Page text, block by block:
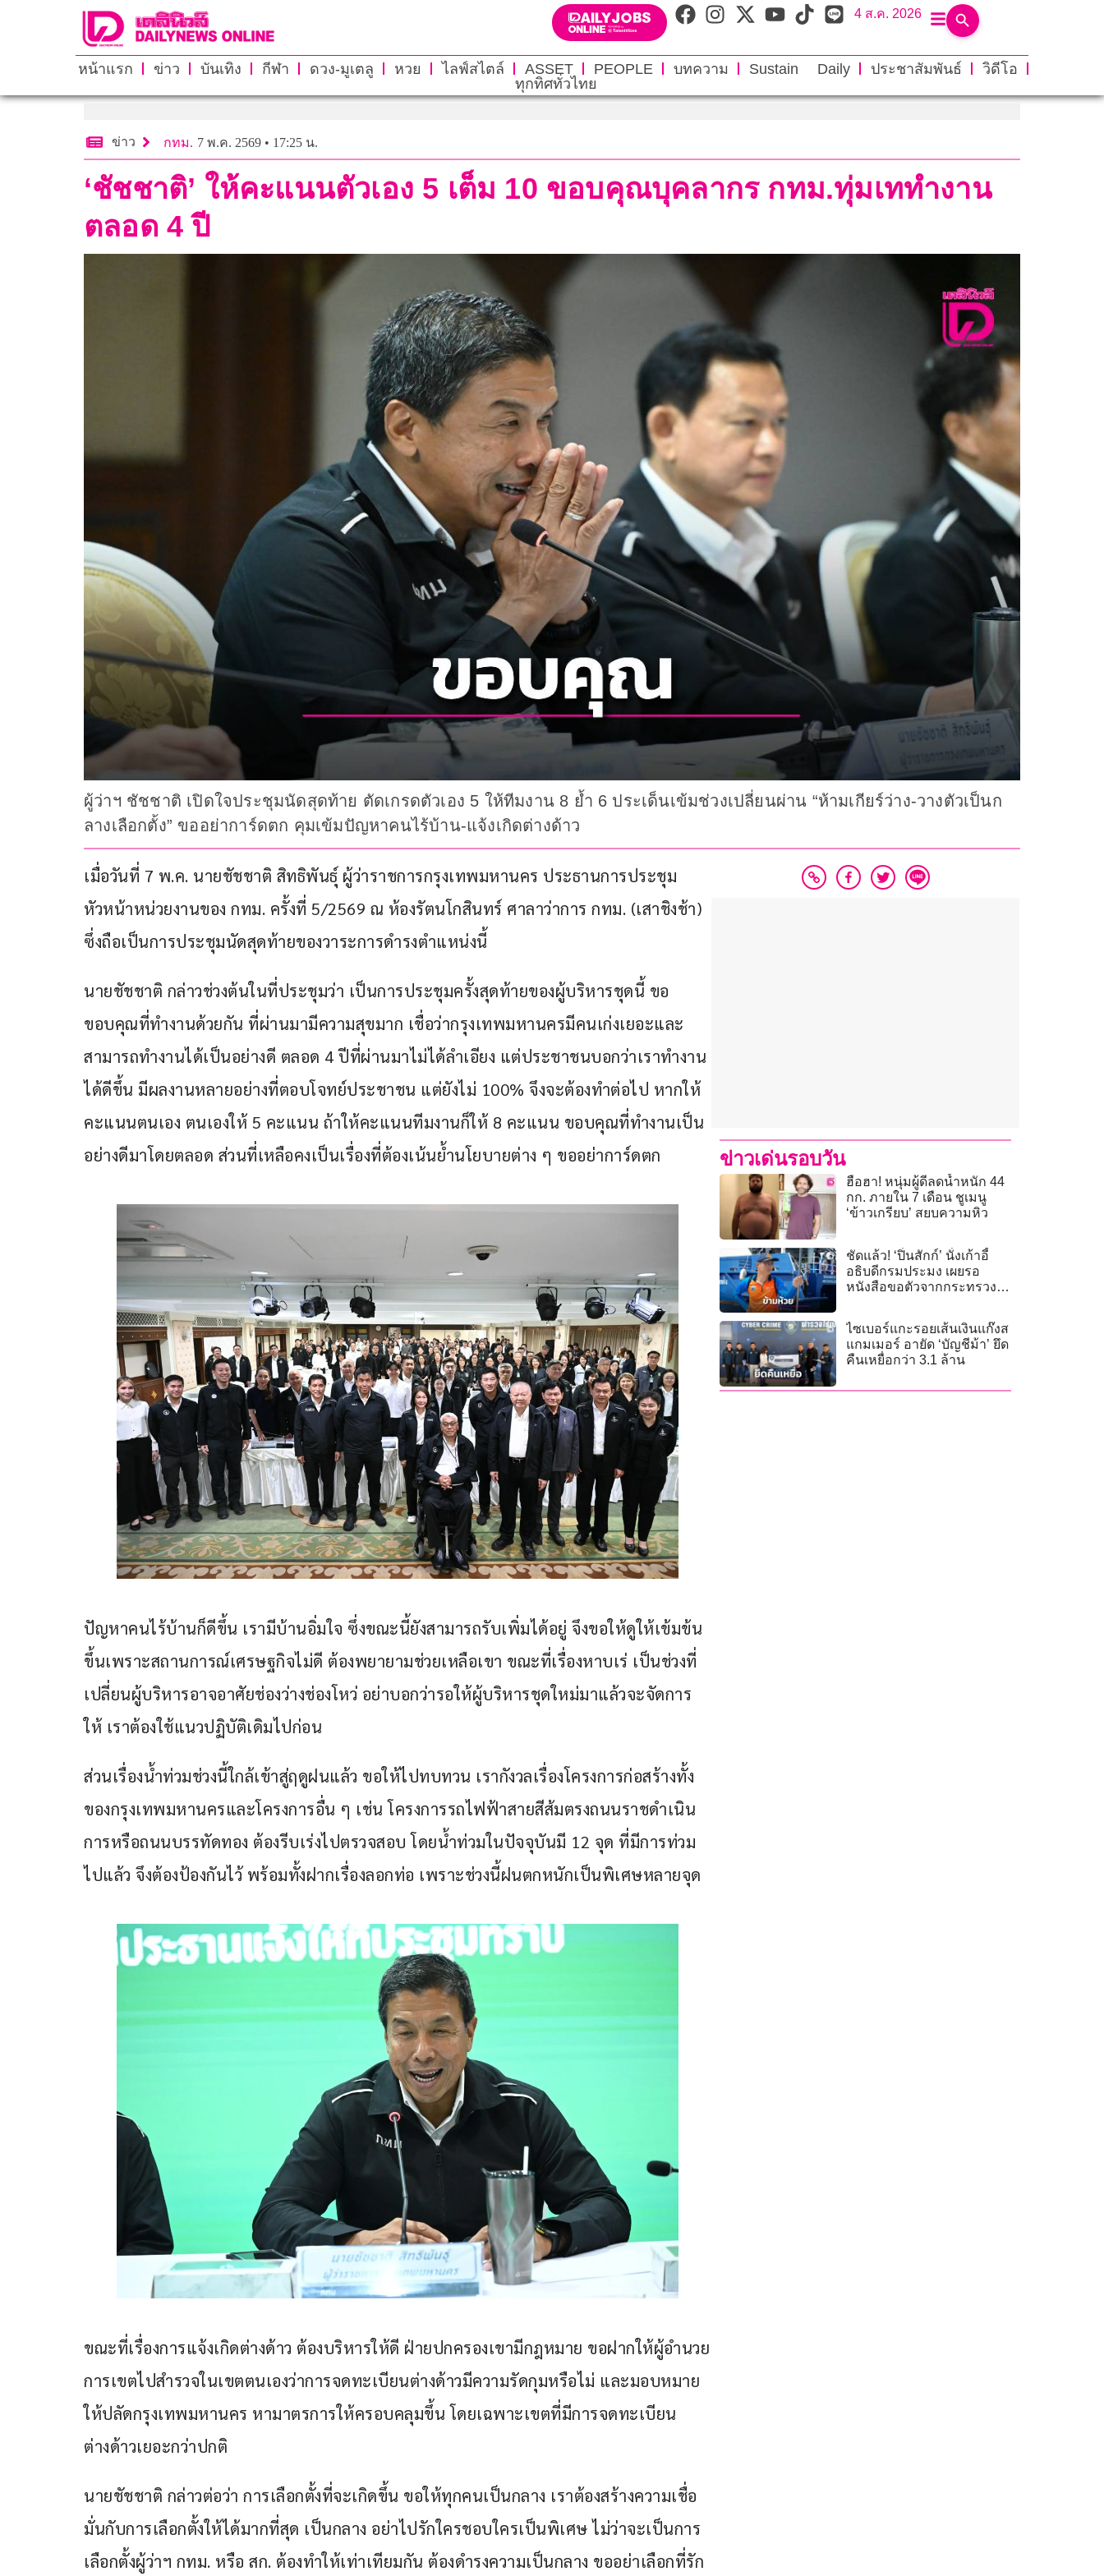
4 ส.ค. 2026
หน้าแรก ข่าว บันเทิง กีฬา ดวง-มูเตลู หวย ไลฟ์สไตล์ ASSET PEOPLE บทความ Sustain Daily ประชาสัมพันธ์
วิดีโอ
ทุกทิศทั่วไทย
ข่าว กทม. 7 พ.ค. 2569 • 17:25 น.
‘ชัชชาติ’ ให้คะแนนตัวเอง 5 เต็ม 10 ขอบคุณบุคลากร กทม.ทุ่มเททำงาน
ตลอด 4 ปี
ผู้ว่าฯ ชัชชาติ เปิดใจประชุมนัดสุดท้าย ตัดเกรดตัวเอง 5 ให้ทีมงาน 8 ย้ำ 6 ประเด็นเข้มช่วงเปลี่ยนผ่าน “ห้ามเกียร์ว่าง-วางตัวเป็นก
ลางเลือกตั้ง” ขออย่าการ์ดตก คุมเข้มปัญหาคนไร้บ้าน-แจ้งเกิดต่างด้าว
เมื่อวันที่ 7 พ.ค. นายชัชชาติ สิทธิพันธุ์ ผู้ว่าราชการกรุงเทพมหานคร ประธานการประชุม
หัวหน้าหน่วยงานของ กทม. ครั้งที่ 5/2569 ณ ห้องรัตนโกสินทร์ ศาลาว่าการ กทม. (เสาชิงช้า)
ซึ่งถือเป็นการประชุมนัดสุดท้ายของวาระการดำรงตำแหน่งนี้
นายชัชชาติ กล่าวช่วงต้นในที่ประชุมว่า เป็นการประชุมครั้งสุดท้ายของผู้บริหารชุดนี้ ขอ
ขอบคุณที่ทำงานด้วยกัน ที่ผ่านมามีความสุขมาก เชื่อว่ากรุงเทพมหานครมีคนเก่งเยอะและ
สามารถทำงานได้เป็นอย่างดี ตลอด 4 ปีที่ผ่านมาไม่ได้ลำเอียง แต่ประชาชนบอกว่าเราทำงาน
ได้ดีขึ้น มีผลงานหลายอย่างที่ตอบโจทย์ประชาชน แต่ยังไม่ 100% จึงจะต้องทำต่อไป หากให้
คะแนนตนเอง ตนเองให้ 5 คะแนน ถ้าให้คะแนนทีมงานก็ให้ 8 คะแนน ขอบคุณที่ทำงานเป็น
อย่างดีมาโดยตลอด ส่วนที่เหลือคงเป็นเรื่องที่ต้องเน้นย้ำนโยบายต่าง ๆ ขออย่าการ์ดตก
ปัญหาคนไร้บ้านก็ดีขึ้น เรามีบ้านอิ่มใจ ซึ่งขณะนี้ยังสามารถรับเพิ่มได้อยู่ จึงขอให้ดูให้เข้มข้น
ขึ้นเพราะสถานการณ์เศรษฐกิจไม่ดี ต้องพยายามช่วยเหลือเขา ขณะที่เรื่องหาบเร่ เป็นช่วงที่
เปลี่ยนผู้บริหารอาจอาศัยช่องว่างช่องโหว่ อย่าบอกว่ารอให้ผู้บริหารชุดใหม่มาแล้วจะจัดการ
ให้ เราต้องใช้แนวปฏิบัติเดิมไปก่อน
ส่วนเรื่องน้ำท่วมช่วงนี้ใกล้เข้าสู่ฤดูฝนแล้ว ขอให้ไปทบทวน เรากังวลเรื่องโครงการก่อสร้างทั้ง
ของกรุงเทพมหานครและโครงการอื่น ๆ เช่น โครงการรถไฟฟ้าสายสีส้มตรงถนนราชดำเนิน
การหรือถนนบรรทัดทอง ต้องรีบเร่งไปตรวจสอบ โดยน้ำท่วมในปัจจุบันมี 12 จุด ที่มีการท่วม
ไปแล้ว จึงต้องป้องกันไว้ พร้อมทั้งฝากเรื่องลอกท่อ เพราะช่วงนี้ฝนตกหนักเป็นพิเศษหลายจุด
ขณะที่เรื่องการแจ้งเกิดต่างด้าว ต้องบริหารให้ดี ฝ่ายปกครองเขามีกฎหมาย ขอฝากให้ผู้อำนวย
การเขตไปสำรวจในเขตตนเองว่าการจดทะเบียนต่างด้าวมีความรัดกุมหรือไม่ และมอบหมาย
ให้ปลัดกรุงเทพมหานคร หามาตรการให้ครอบคลุมขึ้น โดยเฉพาะเขตที่มีการจดทะเบียน
ต่างด้าวเยอะกว่าปกติ
นายชัชชาติ กล่าวต่อว่า การเลือกตั้งที่จะเกิดขึ้น ขอให้ทุกคนเป็นกลาง เราต้องสร้างความเชื่อ
มั่นกับการเลือกตั้งให้ได้มากที่สุด เป็นกลาง อย่าไปรักใครชอบใครเป็นพิเศษ ไม่ว่าจะเป็นการ
เลือกตั้งผู้ว่าฯ กทม. หรือ สก. ต้องทำให้เท่าเทียมกัน ต้องดำรงความเป็นกลาง ขออย่าเลือกที่รัก
ข่าวเด่นรอบวัน
ฮือฮา! หนุ่มผู้ดีลดน้ำหนัก 44
กก. ภายใน 7 เดือน ชูเมนู
‘ข้าวเกรียบ’ สยบความหิว
ชัดแล้ว! ‘ปิ่นสักก์’ นั่งเก้าอี้
อธิบดีกรมประมง เผยรอ
หนังสือขอตัวจากกระทรวง
ไซเบอร์แกะรอยเส้นเงินแก๊งส
แกมเมอร์ อายัด ‘บัญชีม้า’ ยึด
คืนเหยื่อกว่า 3.1 ล้าน